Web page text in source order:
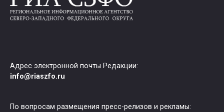
Адрес электронной почты Редакции:
info@riaszfo.ru
По вопросам размещения пресс-релизов и рекламы: